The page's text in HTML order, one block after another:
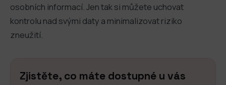
osobních informací. Jen tak si můžete uchovat
kontrolu nad svými daty a minimalizovat riziko
zneužití.
Zjistěte, co máte dostupné u vás